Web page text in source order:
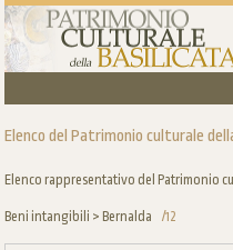
Elenco del Patrimonio culturale
Elenco rappresentativo del Patrimonio
Beni intangibili > Bernalda /12